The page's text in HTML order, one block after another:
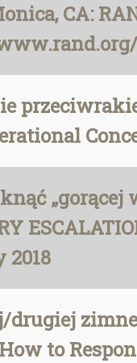
CA:
„gorącej
2018
drugiej
to